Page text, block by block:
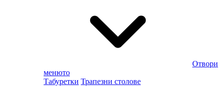
Отвори
менюто
Табуретки Трапезни столове